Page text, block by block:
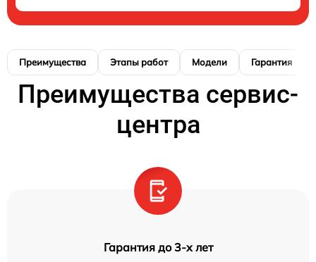
Преимущества Этапы работ Модели Гарантия
Преимущества сервис-
центра
Гарантия до 3-х лет